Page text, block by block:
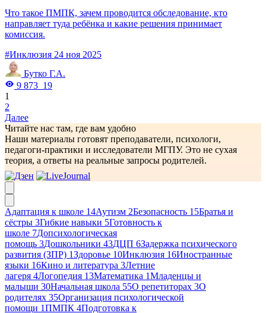
Что такое ПМПК, зачем проводится обследование, кто
направляет туда ребёнка и какие решения принимает
комиссия.
#Инклюзия 24 ноя 2025
Бутко Г.А.
9 873 19
1
2
Далее
Читайте нас там, где вам удобно
Наши материалы готовят преподаватели, психологи,
педагоги-практики и исследователи МГПУ. Это не сухая
теория, а ответы на реальные запросы родителей.
Адаптация к школе 14Аутизм 2Безопасность 15Братья и
сёстры 3Гибкие навыки 5Готовность к
школе 7Допсихологическая
помощь 3Дошкольники 43ДЦП 6Задержка психического
развития (ЗПР) 1Здоровье 10Инклюзия 16Иностранные
языки 16Кино и литература 3Летние
лагеря 4Логопедия 13Математика 1Младенцы и
малыши 30Начальная школа 55О репетиторах 3О
родителях 35Организация психологической
помощи 1ПМПК 4Подготовка к